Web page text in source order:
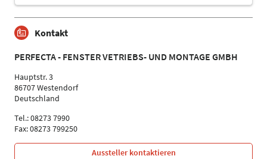
Kontakt
PERFECTA - FENSTER VETRIEBS- UND MONTAGE GMBH
Hauptstr. 3
86707 Westendorf
Deutschland
Tel.: 08273 7990
Fax: 08273 799250
Aussteller kontaktieren